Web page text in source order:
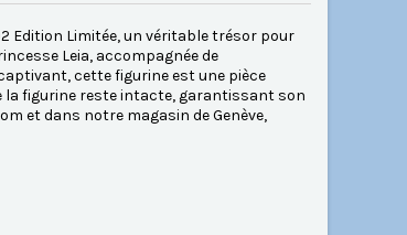
Edition Limitée, un véritable trésor pour
Leia, accompagnée de
cette figurine est une pièce
la figurine reste intacte, garantissant son
et dans notre magasin de Genève,